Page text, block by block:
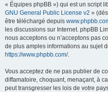
« Équipes phpBB ») qui est un script
GNU General Public License v2 »
être téléchargé depuis
les discussions sur Internet. phpBB
nous acceptons ou n’acceptons pas
de plus amples informations au sujet
https://www.phpbb.com/.
Vous acceptez de ne pas publier de
diffamatoire, choquant, menaçant, à
peut transgresser les lois de votre